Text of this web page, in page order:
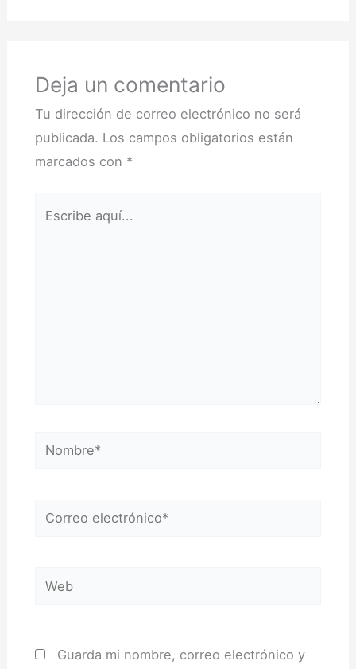
Deja un comentario
Tu dirección de correo electrónico no será
publicada. Los campos obligatorios están
marcados con *
Nombre*
Correo
Web
Guarda mi nombre, correo electrónico y